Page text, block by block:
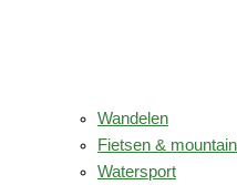
Wandelen
Fietsen &
Watersport